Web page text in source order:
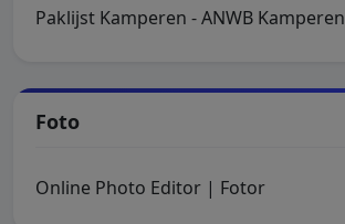
Paklijst Kamperen - ANWB Kamperen
Foto
Online Photo Editor | Fotor